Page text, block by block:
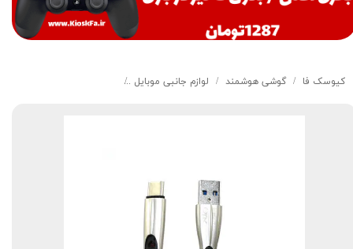
کیوسک‌ فا گوشی هوشمند لوازم جانبی موبایل